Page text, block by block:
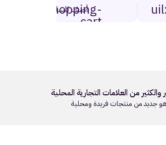
uil:shopping-
cart
أضف للسلة
من العلامات التجارية المحلية
جديد من منتجات فريدة ومحلية